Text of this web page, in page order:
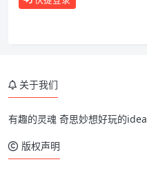
关于我们
有趣的灵魂 奇思妙想好玩的idea
版权声明